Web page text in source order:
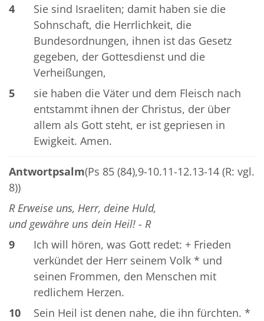
4
Sie sind Israeliten; damit haben sie die
Sohnschaft, die Herrlichkeit, die
Bundesordnungen, ihnen ist das Gesetz
gegeben, der Gottesdienst und die
Verheißungen,
5
sie haben die Väter und dem Fleisch nach
entstammt ihnen der Christus, der über
allem als Gott steht, er ist gepriesen in
Ewigkeit. Amen.
Antwortpsalm(Ps 85 (84),9-10.11-12.13-14 (R: vgl.
8))
R Erweise uns, Herr, deine Huld,
und gewähre uns dein Heil! - R
9
Ich will hören, was Gott redet: + Frieden
verkündet der Herr seinem Volk * und
seinen Frommen, den Menschen mit
redlichem Herzen.
10
Sein Heil ist denen nahe, die ihn fürchten. *